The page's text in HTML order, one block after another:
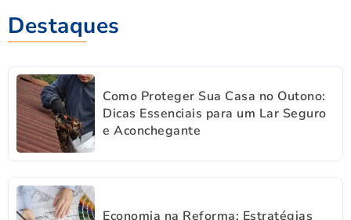
Destaques
Como Proteger Sua Casa no Outono:
Dicas Essenciais para um Lar Seguro
e Aconchegante
Economia na Reforma: Estratégias